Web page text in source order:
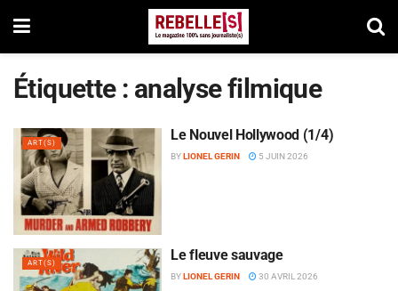
Étiquette : analyse filmique
ART(S) Le Nouvel Hollywood (1/4)
BYLIONEL GERIN 5 JUIN 2026
ART(S) Le fleuve sauvage
BYLIONEL GERIN 30 AVRIL 2026